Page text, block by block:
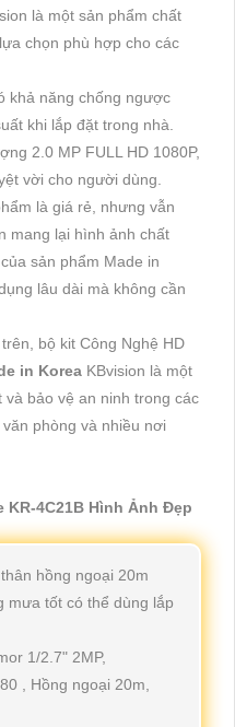
là một sản phẩm chất
chọn phù hợp cho các
khả năng chống ngược
khi lắp đặt trong nhà.
2.0 MP FULL HD 1080P,
vời cho người dùng.
là giá rẻ, nhưng vẫn
mang lại hình ảnh chất
sản phẩm Made in
lâu dài mà không cần
bộ kit Công Nghệ HD
in Korea KBvision là một
bảo vệ an ninh trong các
phòng và nhiều nơi
KR-4C21B Hình Ảnh Đẹp
hồng ngoại 20m
mưa tốt có thể dùng lắp
1/2.7" 2MP,
, Hồng ngoại 20m,